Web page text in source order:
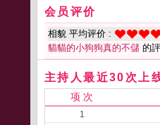
会员评价
相貌 平均评价 :
貓貓的小狗狗真的不儲 的
主持人最近30次上
项 次
1